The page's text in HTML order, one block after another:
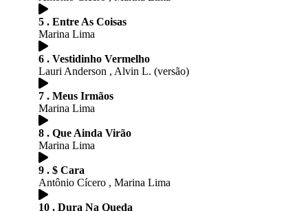
5 . Entre As Coisas
Marina Lima
6 . Vestidinho Vermelho
Lauri Anderson , Alvin L. (versão)
7 . Meus Irmãos
Marina Lima
8 . Que Ainda Virão
Marina Lima
9 . $ Cara
Antônio Cícero , Marina Lima
10 . Dura Na Queda